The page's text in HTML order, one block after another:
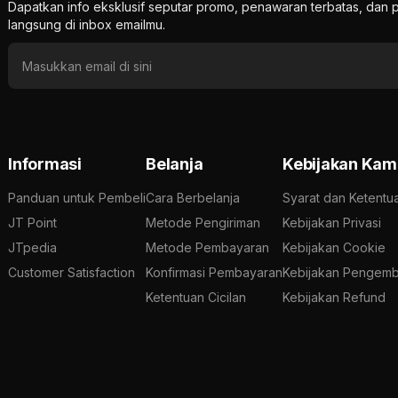
Dapatkan info eksklusif seputar promo, penawaran terbatas, dan
langsung di inbox emailmu.
Informasi
Panduan untuk Pembeli
JT Point
JTpedia
Customer Satisfaction
Belanja
Cara Berbelanja
Metode Pengiriman
Metode Pembayaran
Konfirmasi Pembayaran
Ketentuan Cicilan
Kebijakan
Syarat dan
Kebijakan Privasi
Kebijakan Cookie
Kebijakan
Kebijakan Refund